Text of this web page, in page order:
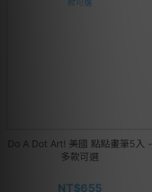
Do A Dot Art! 美國 點點畫筆5入 -
多款可選
NT$655